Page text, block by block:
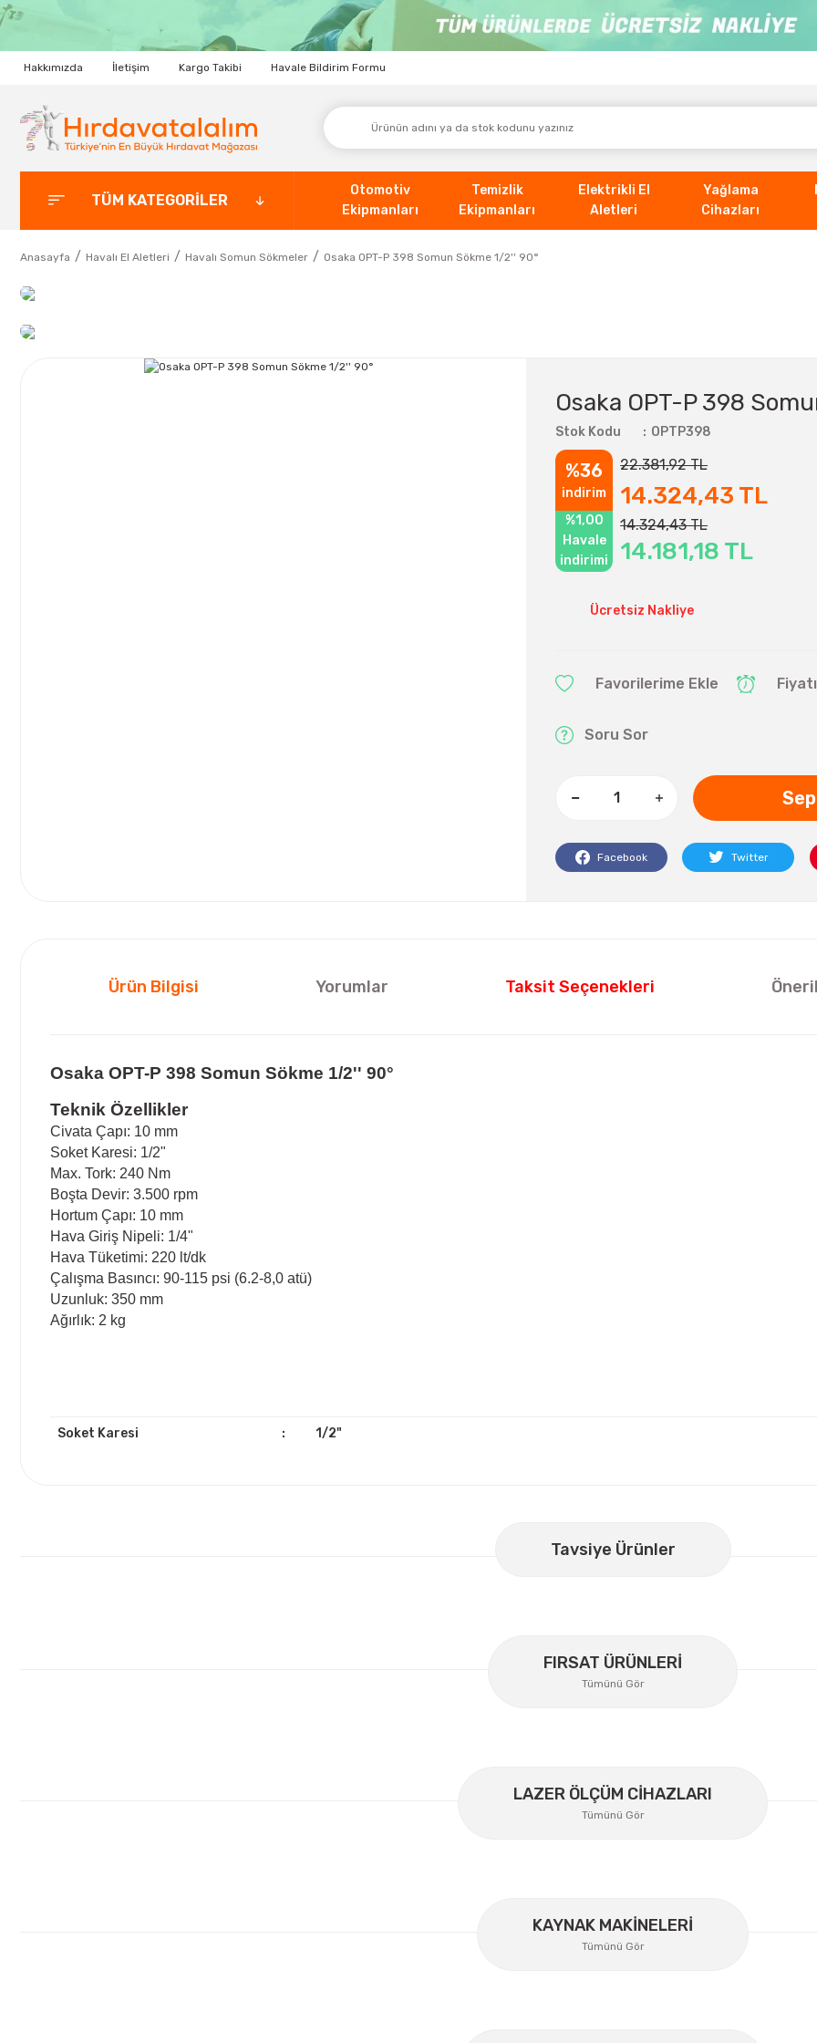
Hakkımızda İletişim Kargo Takibi Havale Bildirim Formu
TÜM KATEGORİLER
Otomotiv
Ekipmanları
Temizlik
Ekipmanları
Elektrikli El
Aletleri
Yağlama
Cihazları
Anasayfa Havalı El Aletleri Havalı Somun Sökmeler Osaka OPT-P 398 Somun Sökme 1/2'' 90°
Osaka OPT-P 398
Stok Kodu OPTP398
%36
indirim
22.381,92 TL
14.324,43 TL
%1,00
Havale
indirimi
14.324,43 TL
14.181,18 TL
Ücretsiz Nakliye
Soru Sor
Facebook Twitter
Ürün Bilgisi Yorumlar Taksit Seçenekleri
Osaka OPT-P 398 Somun Sökme 1/2'' 90°
Teknik Özellikler
Civata Çapı: 10 mm
Soket Karesi: 1/2"
Max. Tork: 240 Nm
Boşta Devir: 3.500 rpm
Hortum Çapı: 10 mm
Hava Giriş Nipeli: 1/4"
Hava Tüketimi: 220 lt/dk
Çalışma Basıncı: 90-115 psi (6.2-8,0 atü)
Uzunluk: 350 mm
Ağırlık: 2 kg
Soket Karesi : 1/2"
Bu ürüne ilk yorumu siz yapın!
Gönder
Tavsiye Ürünler
FIRSAT ÜRÜNLERİ
Tümünü Gör
LAZER ÖLÇÜM CİHAZLARI
Tümünü Gör
KAYNAK MAKİNELERİ
Tümünü Gör